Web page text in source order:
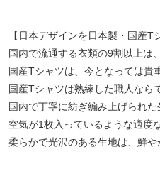
【日本デザインを日本製・国産T
国内で流通する衣類の9割以上は
国産Tシャツは、今となっては貴
国産Tシャツは熟練した職人なら
国内で丁寧に紡ぎ編み上げられ
空気が1枚入っているような適度
柔らかで光沢のある生地は、鮮